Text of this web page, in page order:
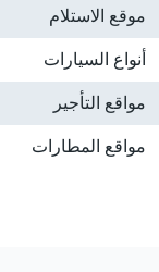
موقع الاستلام
أنواع السيارات
مواقع التأجير
مواقع المطارات